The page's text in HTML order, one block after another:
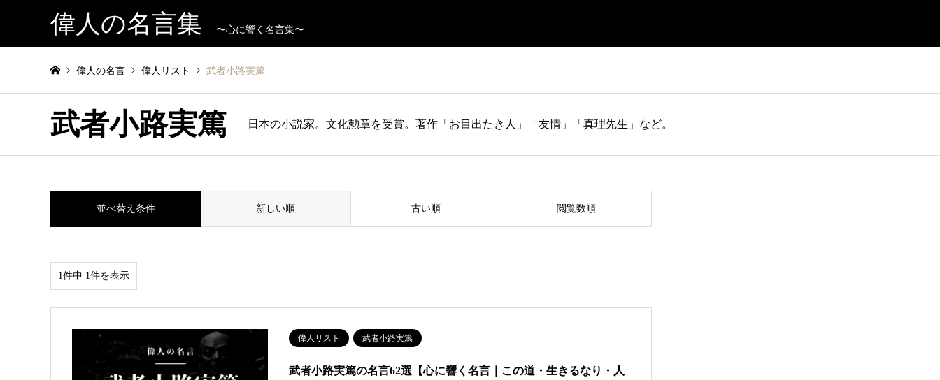
偉人の名言集 〜心に響く名言集〜
偉人の名言 偉人リスト 武者小路実篤
武者小路実篤 日本の小説家。文化勲章を受賞。著作「お目出たき人」「友情」「真理先生」など。
並べ替え条件 新しい順 古い順 閲覧数順
1件中 1件を表示
偉人リスト 武者小路実篤
武者小路実篤の名言62選【心に響く名言｜この道・生きるなり・人